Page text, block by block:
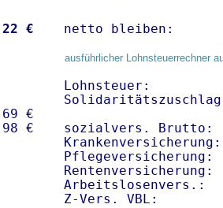
€ netto
ausführlicher Lohnsteuerrechner
€
Lohnsteuer:
sozialvers. Brutto:
Pflegeversicherung:
Arbeitslosenvers.:
Z-Vers. VBL: